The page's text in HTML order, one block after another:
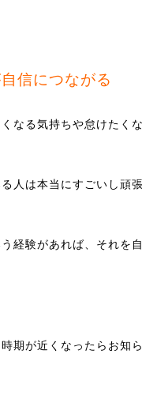
信につながる
なる気持ちや怠けたく
人は本当にすごいし頑
経験があれば、それを
期が近くなったらお知ら